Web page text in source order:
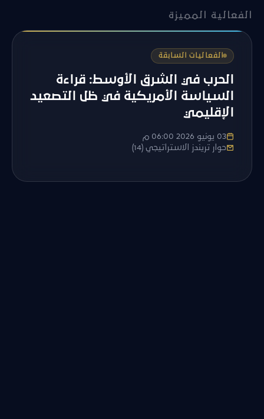
الفعالية المميزة
الفعاليات السابقة
الحرب في الشرق الأوسط: قراءة
السياسة الأمريكية في ظل التصعيد
الإقليمي
03 يونيو 2026 06:00 م
حوار تريندز الاستراتيجي (14)